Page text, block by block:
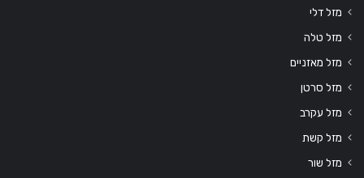
מזל דלי
מזל טלה
מזל מאזניים
מזל סרטן
מזל עקרב
מזל קשת
מזל שור